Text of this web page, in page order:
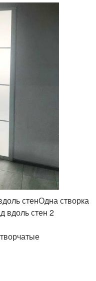
стенОдна створка
вдоль стен 2